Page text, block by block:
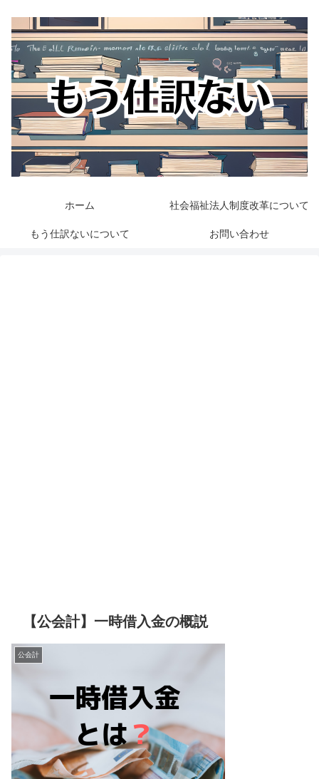
ホーム 社会福祉法人制度改革について
もう仕訳ないについて お問い合わせ
【公会計】一時借入金の概説
公会計